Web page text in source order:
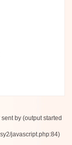
by (output started
javascript.php:84)